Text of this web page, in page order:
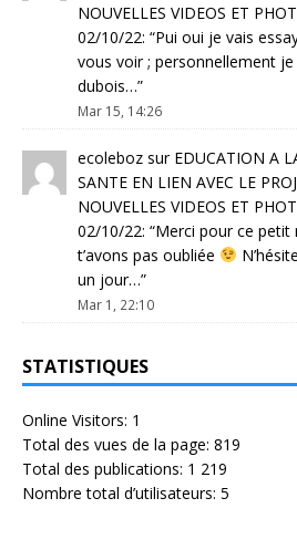
NOUVELLES VIDEOS ET
02/10/22: “Pui oui je vais
vous voir ; personnellement
dubois…”
Mar 15, 14:26
ecoleboz sur EDUCATION A
SANTE EN LIEN AVEC LE
NOUVELLES VIDEOS ET
02/10/22: “Merci pour ce petit
t’avons pas oubliée
un jour…”
Mar 1, 22:10
STATISTIQUES
Online Visitors: 1
Total des vues de la page: 819
Total des publications: 1 219
Nombre total d’utilisateurs: 5